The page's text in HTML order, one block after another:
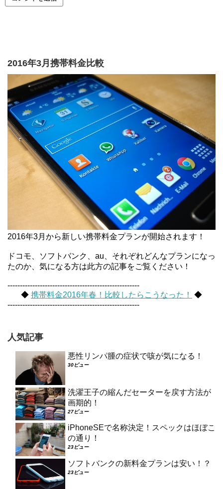
2016年3月携帯料金比較
2016年3月から新しい携帯料金プランが開始されます！
ドコモ、ソフトバンク、au、それぞれどんなプランになっ
たのか、気になる方は此方の記事をご覧ください！
-----------------------------------------------------
◆ 携帯料金2016年春！比較したらこうなった！
◆
-----------------------------------------------------
人気記事
悪性リンパ腫の症状で咳が気になる！
30ビュー
洗濯王子の縮んだセーターを戻す方法が
画期的！
27ビュー
iPhoneSEで名称決定！スペックはほぼこ
の通り！
23ビュー
ソフトバンクの新料金プランは安い！？
23ビュー